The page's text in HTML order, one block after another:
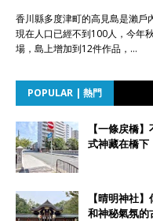
香川縣多度津町的高見島是瀨戶
現在人口已經不到100人，今年
場，島上增加到12件作品，…
POPULAR | 熱門
【一條戻橋
式神藏在橋下
【晴明神社
和神秘氣氛的